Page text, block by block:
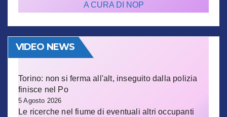
A CURA DI NOP
VIDEO NEWS
Torino: non si ferma all'alt, inseguito dalla polizia
finisce nel Po
5 Agosto 2026
Le ricerche nel fiume di eventuali altri occupanti